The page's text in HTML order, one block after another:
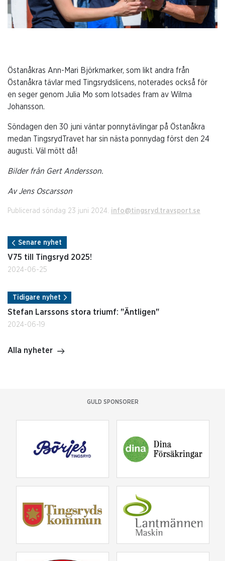
Östanåkras Ann-Mari Björkmarker, som likt andra från
Östanåkra tävlar med Tingsrydslicens, noterades också för
en seger genom Julia Mo som lotsades fram av Wilma
Johansson.
Söndagen den 30 juni väntar ponnytävlingar på Östanåkra
medan TingsrydTravet har sin nästa ponnydag först den 24
augusti. Väl mött då!
Bilder från Gert Andersson.
Av Jens Oscarsson
Publicerad söndag 23 juni 2024. info@tingsryd.travsport.se
Senare nyhet
V75 till Tingsryd 2025!
2024-06-25
Tidigare nyhet
Stefan Larssons stora triumf: "Äntligen"
2024-06-19
Alla nyheter
GULD SPONSORER